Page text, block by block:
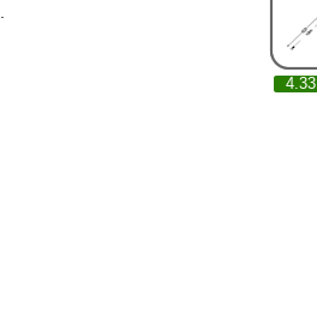
4.33